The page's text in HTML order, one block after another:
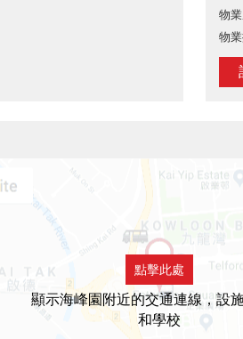
物
物
點擊此處
顯示海峰園附近的交通連線，設
和學校